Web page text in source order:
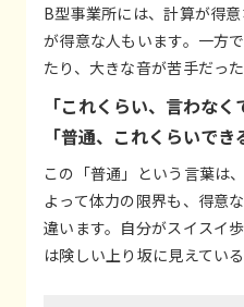
B型事業所には、計算が得
が得意な人もいます。一方
たり、大きな音が苦手だっ
「これくらい、言わなく
「普通、これくらいでき
この「普通」という言葉は
よって体力の限界も、得意
違います。自分がスイスイ
は険しい上り坂に見えてい